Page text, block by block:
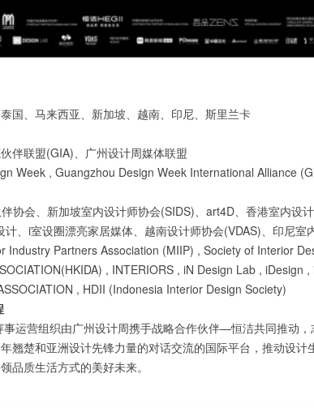
国、马来西亚、新加坡、越南、印尼、斯里兰卡
伴联盟(GIA)、广州设计周媒体联盟
Week , Guangzhou Design Week International Alliance
协会、新加坡室内设计师协会(SIDS)、art4D、香港室内设计
、i室设圈漂亮家居媒体、越南设计师协会(VDAS)、印尼室
Industry Partners Association (MIIP) , Society of Interior
, INTERIORS , iN Design Lab , iDesign
, HDII (Indonesia Interior Design Society)
运营组织由广州设计周携手战略合作伙伴—恒洁共同推动
翘楚和亚洲设计先锋力量的对话交流的国际平台，推动设计
品质生活方式的美好未来。